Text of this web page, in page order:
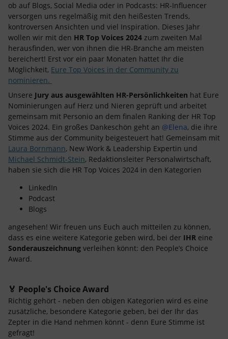
ob auf Blogs, Social Media oder in Podcasts: HR-Influencer
versorgen uns regelmäßig mit den heißesten Trends,
kontroversen Ansichten und viel Inspiration. Dieses Jahr
wollen wir mit den HR Top Voices 2024 zum zweiten Mal
herausfinden, wer von ihnen die HR-Branche am meisten
bereichert! Erst vor ein paar Monaten hattet Ihr die
Möglichkeit, Eure Top Voices in der Community zu
nominieren.
Unsere Jury aus ausgewählten HR-Persönlichkeiten hat Eure
Nominierungen auf Herz und Nieren geprüft und arbeitet
gemeinsam mit Personio an dem finalen Ranking der HR Top
Voices 2024. Ein großes Dankeschön geht an @Elena, die ihre
Stimme aus der Community beigesteuert hat! Gemeinsam mit
Laura Bornmann, New Work & Leadership Expertin und
Michael Schmidt-Stein, Redaktionsleiter Personalwirtschaft,
haben sie sich die HR Top Voices 2024 in den Kategorien
LinkedIn
Podcast
Blogs
angesehen! Wir freuen uns Euch auch mitteilen zu können,
dass es eine weitere Kategorie geben wird, bei der IHR eine
Sonderauszeichnung verleihen könnt: den People’s Choice
Award.
🏅 People's Choice Award
Richtig gehört - neben den obigen Kategorien wird es eine
zusätzliche, besondere Kategorie geben, bei der Ihr das
Zepter in die Hand nehmen könnt - denn Eure Stimme ist
gefragt!